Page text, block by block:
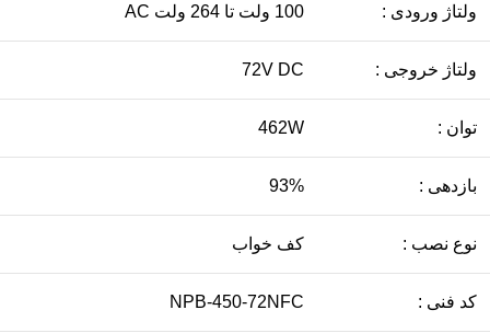
ولتاژ ورودی : 100 ولت تا 264 ولت AC
ولتاژ خروجی : 72V DC
توان : 462W
بازدهی : 93%
نوع نصب : کف خواب
کد فنی : NPB-450-72NFC